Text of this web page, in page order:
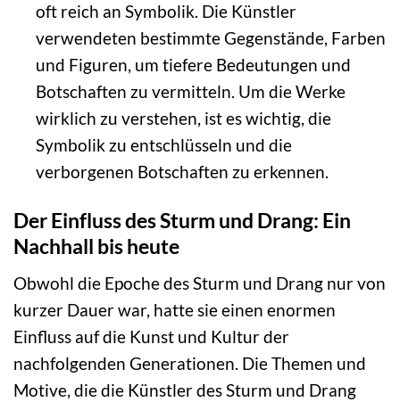
oft reich an Symbolik. Die Künstler
verwendeten bestimmte Gegenstände, Farben
und Figuren, um tiefere Bedeutungen und
Botschaften zu vermitteln. Um die Werke
wirklich zu verstehen, ist es wichtig, die
Symbolik zu entschlüsseln und die
verborgenen Botschaften zu erkennen.
Der Einfluss des Sturm und Drang: Ein
Nachhall bis heute
Obwohl die Epoche des Sturm und Drang nur von
kurzer Dauer war, hatte sie einen enormen
Einfluss auf die Kunst und Kultur der
nachfolgenden Generationen. Die Themen und
Motive, die die Künstler des Sturm und Drang